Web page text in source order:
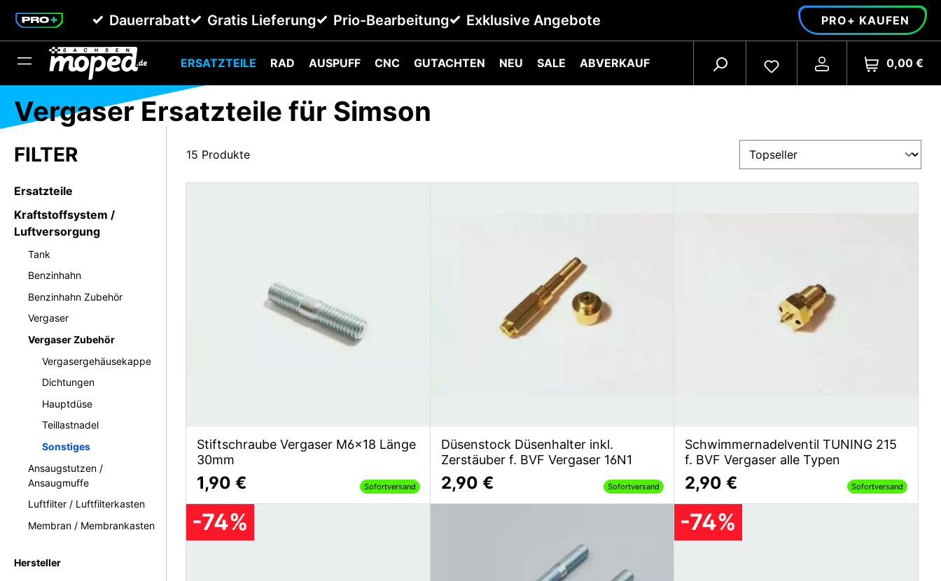
Zur Hauptnavigation springen
Dauerrabatt Gratis Lieferung Prio-Bearbeitung Exklusive Angebote PRO+ KAUFEN
ERSATZTEILE RAD AUSPUFF CNC GUTACHTEN NEU SALE ABVERKAUF 0,00 €
Vergaser Ersatzteile für Simson
Ersatzteile
Kraftstoffsystem /
Luftversorgung
Tank
Benzinhahn
Benzinhahn Zubehör
Vergaser
Vergaser Zubehör
Vergasergehäusekappe
Dichtungen
Hauptdüse
Teillastnadel
Sonstiges
Ansaugstutzen /
Ansaugmuffe
Luftfilter / Luftfilterkasten
Membran / Membrankasten
Hersteller
15 Produkte
Stiftschraube Vergaser M6x18 Länge
30mm
1,90 € Sofortversand
Düsenstock Düsenhalter inkl.
Zerstäuber f. BVF Vergaser 16N1
2,90 € Sofortversand
Schwimmernadelventil TUNING 215
f. BVF Vergaser alle Typen
2,90 € Sofortversand
-74% -74%